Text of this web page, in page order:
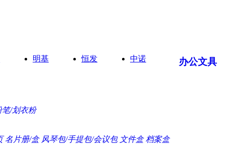
明基 恒发
中诺
办公文具
笔/划衣粉
名片册/盒 风琴包/手提包/会议包 文件盒 档案盒